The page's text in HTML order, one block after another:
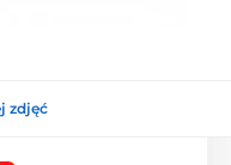
zdjęć